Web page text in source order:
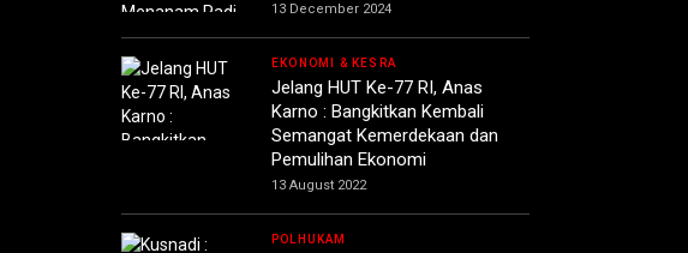
13 December 2024
EKONOMI & KESRA
Jelang HUT Ke-77 RI, Anas
Karno : Bangkitkan Kembali
Semangat Kemerdekaan dan
Pemulihan Ekonomi
13 August 2022
POLHUKAM